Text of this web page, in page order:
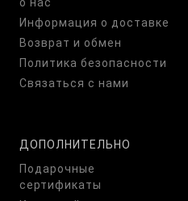
Информация о доставке
Возврат и обмен
Политика безопасности
Связаться с нами
ДОПОЛНИТЕЛЬНО
Подарочные
сертификаты